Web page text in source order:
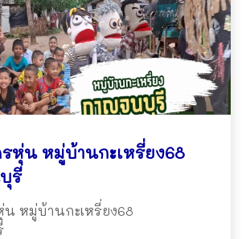
หุ่น หมู่บ้านกะเหรี่ยง68
รี
หมู่บ้านกะเหรี่ยง68